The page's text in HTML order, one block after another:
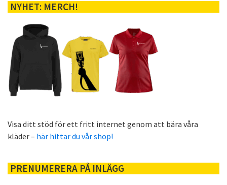
NYHET: MERCH!
Visa ditt stöd för ett fritt internet genom att bära våra
kläder – här hittar du vår shop!
PRENUMERERA PÅ INLÄGG